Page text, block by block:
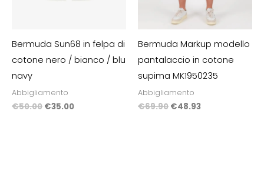
Bermuda Sun68 in felpa di
cotone nero / bianco / blu
navy
Abbigliamento
€50.00 €35.00
Bermuda Markup modello
pantalaccio in cotone
supima MK1950235
Abbigliamento
€69.90 €48.93